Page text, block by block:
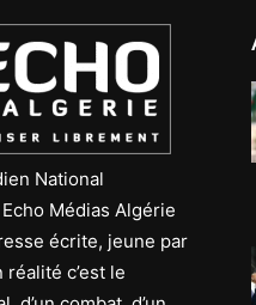
National
Médias Algérie
écrite, jeune par
c’est le